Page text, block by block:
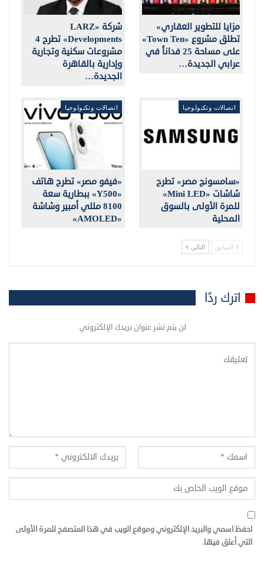
مزايا للتطوير العقاري»
تطلق مشروع «Town Ten»
على مساحة 25 فداناً في
عرابي الجديدة…
شركة «LARZ
Developments» تطرح 4
مشروعات سكنية وتجارية
وإدارية بالقاهرة
الجديدة…
اتصالات وتكنولوجيا
«سامسونج مصر» تطرح
شاشات «Mini LED»
للمرة الأولى بالسوق
المحلية
اتصالات وتكنولوجيا
«فيفو مصر» تطرح هاتف
«Y500» ببطارية سعة
8100 مللي أمبير وشاشة
«AMOLED»
السابق التالي
اترك ردًا
لن يتم نشر عنوان بريدك الإلكتروني.
احفظ اسمي والبريد الإلكتروني وموقع الويب في هذا المتصفح للمرة الأولى
التي أعلق فيها.